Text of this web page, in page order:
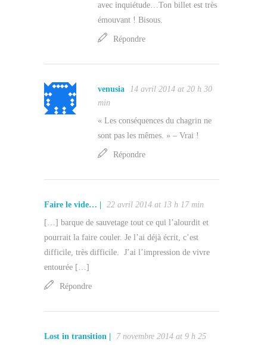
avec inquiétude…Ton billet est très
émouvant ! Bisous.
Répondre
venusia
14 avril 2014 at 20 h 30
min
« Les conséquences du chagrin ne
sont pas les mêmes. » – Vrai !
Répondre
Faire le vide… |
22 avril 2014 at 13 h 17 min
[…] barque de sauvetage tout ce qui l’alourdit et
pourrait la faire couler. Je l’ai déjà écrit, c’est
difficile, très difficile. J’ai l’impression de vivre
entourée […]
Répondre
Lost in transition |
7 novembre 2014 at 9 h 25